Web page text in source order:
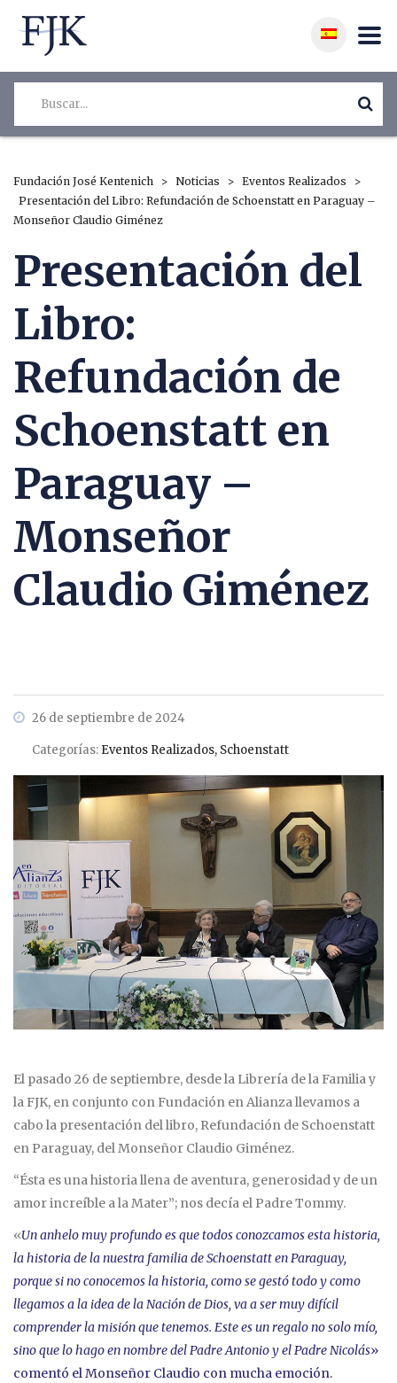
Fundación José Kentenich > Noticias > Eventos Realizados
>
Presentación del Libro: Refundación de Schoenstatt en Paraguay –
Monseñor Claudio Giménez
Presentación del
Libro:
Refundación de
Schoenstatt en
Paraguay –
Monseñor
Claudio Giménez
26 de septiembre de 2024
Categorías: Eventos Realizados, Schoenstatt
El pasado 26 de septiembre, desde la Librería de la Familia y
la FJK, en conjunto con Fundación en Alianza llevamos a
cabo la presentación del libro, Refundación de Schoenstatt
en Paraguay, del Monseñor Claudio Giménez.
“Ésta es una historia llena de aventura, generosidad y de un
amor increíble a la Mater”; nos decía el Padre Tommy.
«Un anhelo muy profundo es que todos conozcamos esta historia,
la historia de la nuestra familia de Schoenstatt en Paraguay,
porque si no conocemos la historia, como se gestó todo y como
llegamos a la idea de la Nación de Dios, va a ser muy difícil
comprender la misión que tenemos. Este es un regalo no solo mío,
sino que lo hago en nombre del Padre Antonio y el Padre Nicolás»
comentó el Monseñor Claudio con mucha emoción.